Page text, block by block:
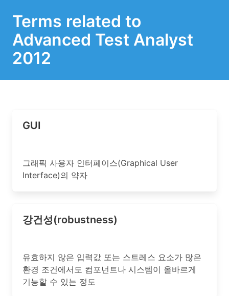
Terms related to
Advanced Test Analyst
2012
GUI
그래픽 사용자 인터페이스(Graphical User
Interface)의 약자
강건성(robustness)
유효하지 않은 입력값 또는 스트레스 요소가 많은
환경 조건에서도 컴포넌트나 시스템이 올바르게
기능할 수 있는 정도